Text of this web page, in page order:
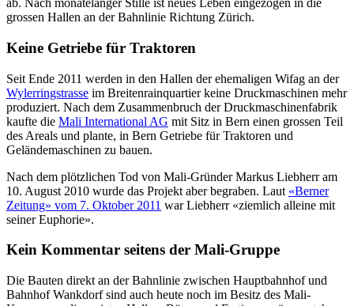
ab. Nach monatelanger Stille ist neues Leben eingezogen in die
grossen Hallen an der Bahnlinie Richtung Zürich.
Keine Getriebe für Traktoren
Seit Ende 2011 werden in den Hallen der ehemaligen Wifag an der
Wylerringstrasse im Breitenrainquartier keine Druckmaschinen mehr
produziert. Nach dem Zusammenbruch der Druckmaschinenfabrik
kaufte die Mali International AG mit Sitz in Bern einen grossen Teil
des Areals und plante, in Bern Getriebe für Traktoren und
Geländemaschinen zu bauen.
Nach dem plötzlichen Tod von Mali-Gründer Markus Liebherr am
10. August 2010 wurde das Projekt aber begraben. Laut «Berner
Zeitung» vom 7. Oktober 2011 war Liebherr «ziemlich alleine mit
seiner Euphorie».
Kein Kommentar seitens der Mali-Gruppe
Die Bauten direkt an der Bahnlinie zwischen Hauptbahnhof und
Bahnhof Wankdorf sind auch heute noch im Besitz des Mali-